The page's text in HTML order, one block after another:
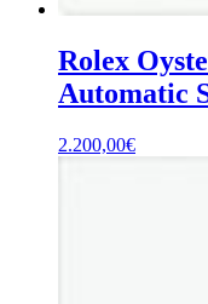
Rolex
Automatic
2.200,00€